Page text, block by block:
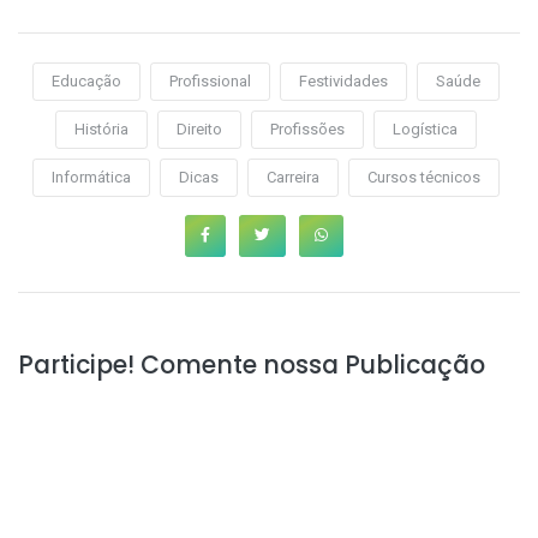
Educação Profissional Festividades Saúde
História Direito Profissões Logística
Informática Dicas Carreira Cursos técnicos
Participe! Comente nossa Publicação